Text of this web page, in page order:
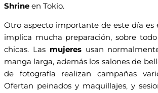
Shrine en Tokio.
Otro aspecto importante de este día es
implica mucha preparación, sobre
chicas. Las mujeresusan
manga larga, además los salones de
de fotografía realizan campañas
Ofertan peinados y maquillajes, y